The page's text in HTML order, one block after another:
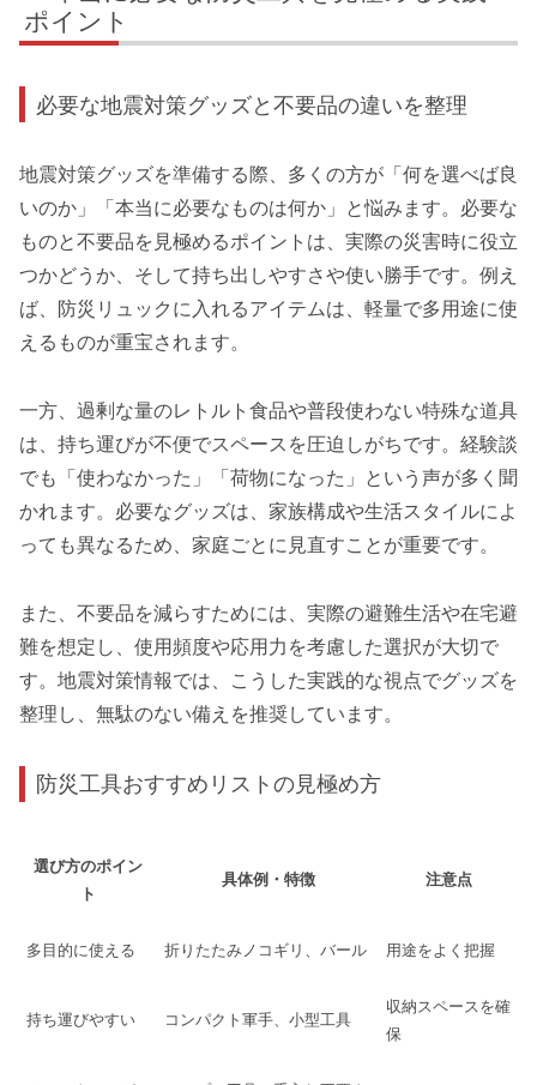
ポイント
必要な地震対策グッズと不要品の違いを整理
地震対策グッズを準備する際、多くの方が「何を選べば良
いのか」「本当に必要なものは何か」と悩みます。必要な
ものと不要品を見極めるポイントは、実際の災害時に役立
つかどうか、そして持ち出しやすさや使い勝手です。例え
ば、防災リュックに入れるアイテムは、軽量で多用途に使
えるものが重宝されます。
一方、過剰な量のレトルト食品や普段使わない特殊な道具
は、持ち運びが不便でスペースを圧迫しがちです。経験談
でも「使わなかった」「荷物になった」という声が多く聞
かれます。必要なグッズは、家族構成や生活スタイルによ
っても異なるため、家庭ごとに見直すことが重要です。
また、不要品を減らすためには、実際の避難生活や在宅避
難を想定し、使用頻度や応用力を考慮した選択が大切で
す。地震対策情報では、こうした実践的な視点でグッズを
整理し、無駄のない備えを推奨しています。
防災工具おすすめリストの見極め方
選び方のポイン
ト
具体例・特徴 注意点
多目的に使える 折りたたみノコギリ、バール 用途をよく把握
持ち運びやすい コンパクト軍手、小型工具
収納スペースを確
保